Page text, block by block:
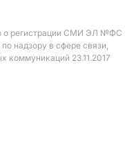
о регистрации СМИ ЭЛ №ФС
надзору в сфере связи,
коммуникаций 23.11.2017